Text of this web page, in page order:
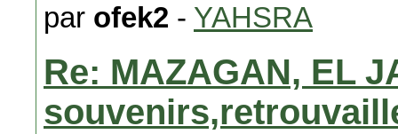
par ofek2 - YAHSRA
Re: MAZAGAN, EL